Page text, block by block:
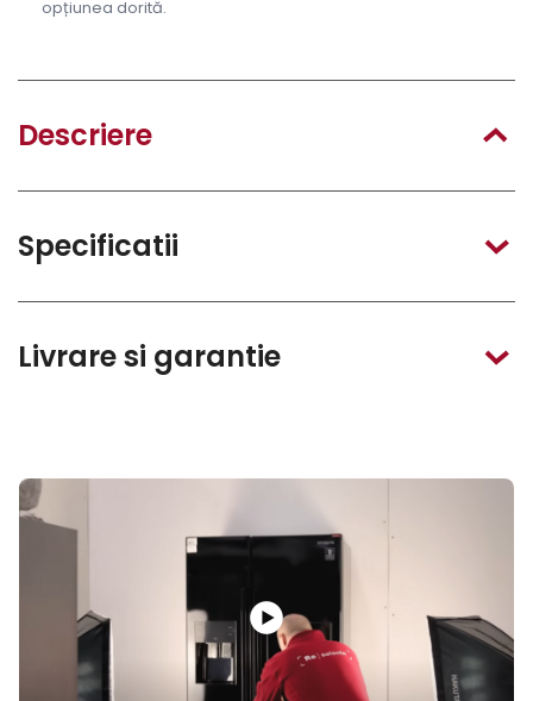
opțiunea dorită.
Descriere
Specificatii
Livrare si garantie